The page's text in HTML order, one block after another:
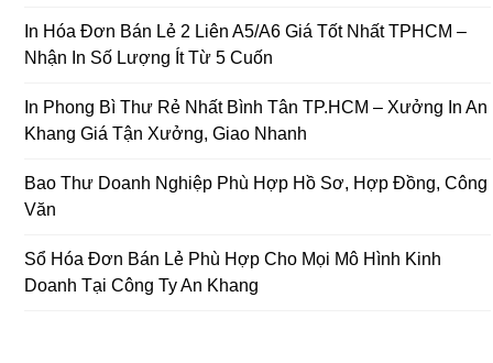
In Hóa Đơn Bán Lẻ 2 Liên A5/A6 Giá Tốt Nhất TPHCM –
Nhận In Số Lượng Ít Từ 5 Cuốn
In Phong Bì Thư Rẻ Nhất Bình Tân TP.HCM – Xưởng In An
Khang Giá Tận Xưởng, Giao Nhanh
Bao Thư Doanh Nghiệp Phù Hợp Hồ Sơ, Hợp Đồng, Công
Văn
Sổ Hóa Đơn Bán Lẻ Phù Hợp Cho Mọi Mô Hình Kinh
Doanh Tại Công Ty An Khang